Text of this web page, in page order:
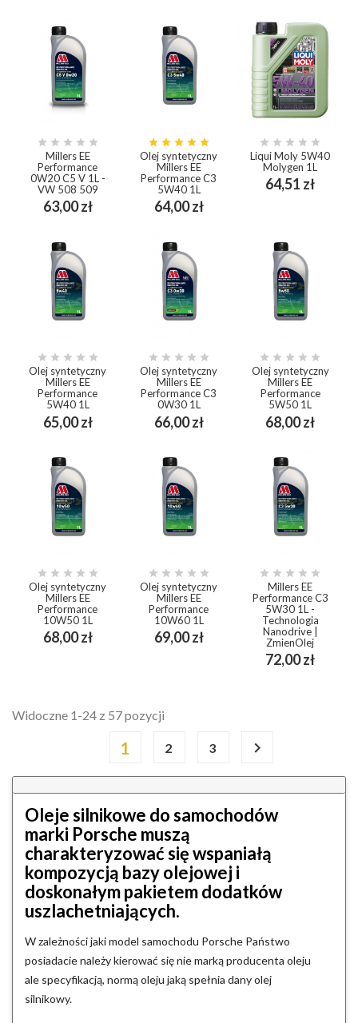
    
Millers EE
Performance
0W20 C5 V 1L -
VW 508 509
63,00 złCena
    
Olej syntetyczny
Millers EE
Performance C3
5W40 1L
64,00 złCena
    
Liqui Moly 5W40
Molygen 1L
64,51 złCena
    
Olej syntetyczny
Millers EE
Performance
5W40 1L
65,00 złCena
    
Olej syntetyczny
Millers EE
Performance C3
0W30 1L
66,00 złCena
    
Olej syntetyczny
Millers EE
Performance
5W50 1L
68,00 złCena
    
Olej syntetyczny
Millers EE
Performance
10W50 1L
68,00 złCena
    
Olej syntetyczny
Millers EE
Performance
10W60 1L
69,00 złCena
    
Millers EE
Performance C3
5W30 1L -
Technologia
Nanodrive |
ZmienOlej
72,00 złCena
Widoczne 1-24 z 57 pozycji
1 2 3 
Oleje silnikowe do samochodów
marki Porsche muszą
charakteryzować się wspaniałą
kompozycją bazy olejowej i
doskonałym pakietem dodatków
uszlachetniających.
W zależności jaki model samochodu Porsche Państwo
posiadacie należy kierować się nie marką producenta oleju
ale specyfikacją, normą oleju jaką spełnia dany olej
silnikowy.